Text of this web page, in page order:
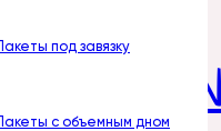
под завязку
с объемным дном
форма